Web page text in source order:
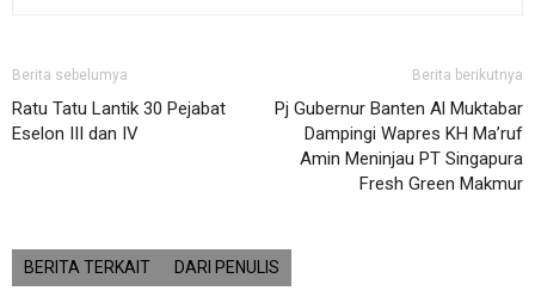
Berita sebelumya
Ratu Tatu Lantik 30 Pejabat
Eselon III dan IV
Berita berikutnya
Pj Gubernur Banten Al Muktabar
Dampingi Wapres KH Ma’ruf
Amin Meninjau PT Singapura
Fresh Green Makmur
BERITA TERKAIT DARI PENULIS